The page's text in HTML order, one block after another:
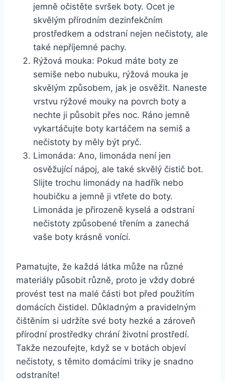
jemně očistěte svršek boty. Ocet ⁤je⁢
skvělým přírodním dezinfekčním
prostředkem a odstraní nejen nečistoty, ale
také nepříjemné pachy.
Rýžová mouka: ⁣Pokud máte boty ze⁣
semiše nebo nubuku, rýžová mouka​ je
skvělým způsobem, jak je ‌osvěžit. Naneste
vrstvu rýžové‌ mouky⁢ na povrch boty a
nechte ji⁢ působit přes noc. Ráno jemně
vykartáčujte boty kartáčem na semiš a
nečistoty⁢ by měly být pryč.
Limonáda: Ano, limonáda není⁣ jen
osvěžující nápoj, ale také skvělý čistič bot.
Slijte trochu⁣ limonády na hadřík nebo
houbičku a jemně ji vtřete do boty.
⁢Limonáda je přirozeně kyselá a odstraní
nečistoty‌ způsobené třením a zanechá
vaše boty krásně vonící.
Pamatujte, že každá látka může ⁣na různé
materiály působit různě, proto je vždy dobré ​
provést test na malé části‍ bot před použitím
domácích ⁣čistidel. Důkladným a pravidelným
čištěním si udržíte ‌své​ boty hezké a zároveň
přírodní prostředky‌ chrání ​životní prostředí.
Takže nezoufejte, když se⁢ v botách objeví
nečistoty, s těmito⁤ domácími ​triky je snadno
⁣odstraníte!